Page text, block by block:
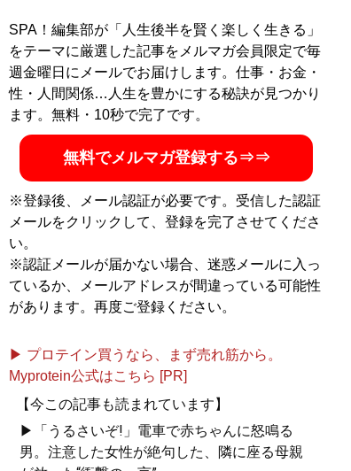
SPA！編集部が「人生後半を賢く楽しく生きる」
をテーマに厳選した記事をメルマガ会員限定で毎
週金曜日にメールでお届けします。仕事・お金・
性・人間関係…人生を豊かにする秘訣が見つかり
ます。無料・10秒で完了です。
無料でメルマガ登録する⇒⇒
※登録後、メール認証が必要です。受信した認証
メールをクリックして、登録を完了させてくださ
い。
※認証メールが届かない場合、迷惑メールに入っ
ているか、メールアドレスが間違っている可能性
があります。再度ご登録ください。
▶ プロテイン買うなら、まず売れ筋から。
Myprotein公式はこちら [PR]
【今この記事も読まれています】
▶「うるさいぞ!」電車で赤ちゃんに怒鳴る
男。注意した女性が絶句した、隣に座る母親